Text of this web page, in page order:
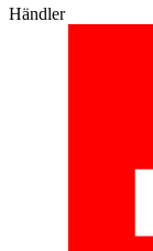
Händler